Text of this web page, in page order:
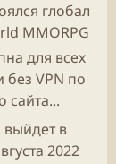
глобал
MMORPG
для всех
VPN по
сайта...
выйдет в
2022